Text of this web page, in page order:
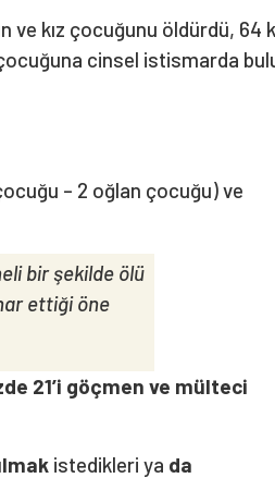
ve kız çocuğunu öldürdü, 64
cinsel istismarda
– 2 oğlan çocuğu) ve
bir şekilde ölü
ettiği öne
21’i göçmen ve mülteci
istedikleri ya da